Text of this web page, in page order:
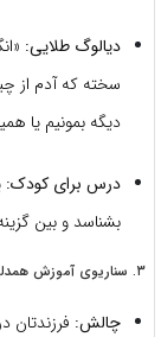
دیالوگ طلایی:
دیگه بمونیم یا
درس برای کودک:
بشناسد و بین
۳. سناریوی آموزش همدلی (در برخورد با دیگران)
چالش: